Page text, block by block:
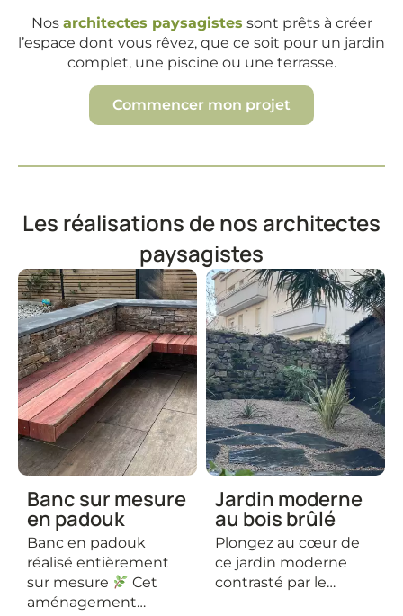
Nos architectes paysagistes sont prêts à créer
l’espace dont vous rêvez, que ce soit pour un jardin
complet, une piscine ou une terrasse.
Commencer mon projet
Les réalisations de nos architectes
paysagistes
Banc sur mesure
en padouk
Banc en padouk
réalisé entièrement
sur mesure
Cet
aménagement…
Jardin moderne
au bois brûlé
Plongez au cœur de
ce jardin moderne
contrasté par le…